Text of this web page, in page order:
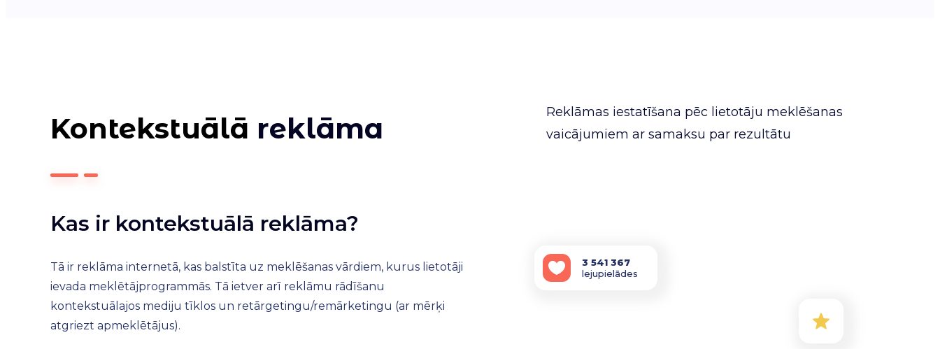
Kontekstuālā reklāma
Reklāmas iestatīšana pēc lietotāju meklēšanas
vaicājumiem ar samaksu par rezultātu
Kas ir kontekstuālā reklāma?
Tā ir reklāma internetā, kas balstīta uz meklēšanas vārdiem, kurus lietotāji
ievada meklētājprogrammās. Tā ietver arī reklāmu rādīšanu
kontekstuālajos mediju tīklos un retārgetingu/remārketingu (ar mērķi
atgriezt apmeklētājus).
3 541 367
lejupielādes